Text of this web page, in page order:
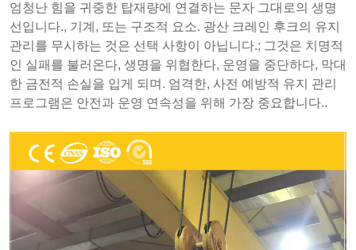
엄청난 힘을 귀중한 탑재량에 연결하는 문자 그대로의 생명
선입니다., 기계, 또는 구조적 요소. 광산 크레인 후크의 유지
관리를 무시하는 것은 선택 사항이 아닙니다.; 그것은 치명적
인 실패를 불러온다, 생명을 위협한다, 운영을 중단하다, 막대
한 금전적 손실을 입게 되며. 엄격한, 사전 예방적 유지 관리
프로그램은 안전과 운영 연속성을 위해 가장 중요합니다..